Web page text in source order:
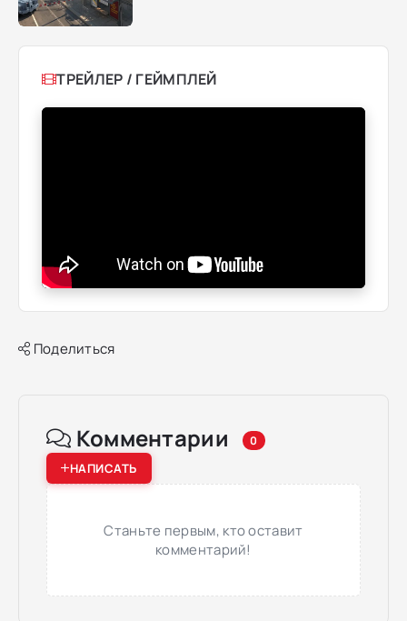
ТРЕЙЛЕР / ГЕЙМПЛЕЙ
Поделиться
Комментарии 0
НАПИСАТЬ
Станьте первым, кто оставит
комментарий!